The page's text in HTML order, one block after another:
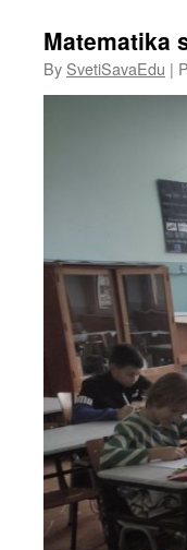
Matematika
By SvetiSavaEdu |